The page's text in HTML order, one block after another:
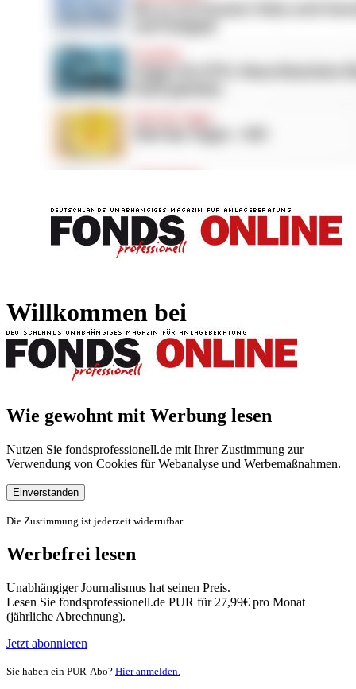
Willkommen bei
Wie gewohnt mit Werbung lesen
Nutzen Sie fondsprofessionell.de mit Ihrer Zustimmung zur
Verwendung von Cookies für Webanalyse und Werbemaßnahmen.
Einverstanden
Die Zustimmung ist jederzeit widerrufbar.
Werbefrei lesen
Unabhängiger Journalismus hat seinen Preis.
Lesen Sie fondsprofessionell.de PUR für 27,99€ pro Monat
(jährliche Abrechnung).
Jetzt abonnieren
Sie haben ein PUR-Abo? Hier anmelden.